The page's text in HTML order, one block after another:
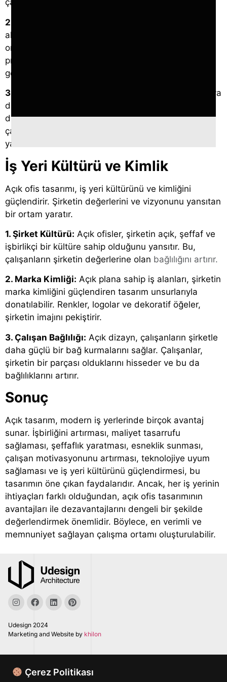
çalışanların verimliliğini artırır.
2. İnovasyon Merkezi:
alanları, inovasyon merkezleri oluşturmak için ideal
ortamlardır. Çalışanlar, fikirlerini paylaşmak ve
projelerini geliştirmek için rahatça bir araya
gelebilirler.
3. Mobilite:
Açık tasarım, çalışanların ofis içinde veya
dışında daha mobil olmalarına olanak tanır. Bu
durum, esnek çalışma modellerini destekler ve
çalışanların iş-yaşam dengesini sağlamalarına
yardımcı olur.
İş Yeri Kültürü ve Kimlik
Açık ofis tasarımı, iş yeri kültürünü ve kimliğini
güçlendirir. Şirketin değerlerini ve vizyonunu yansıtan
bir ortam yaratır.
1. Şirket Kültürü: Açık ofisler, şirketin açık, şeffaf ve
işbirlikçi bir kültüre sahip olduğunu yansıtır. Bu,
çalışanların şirketin değerlerine olan bağlılığını artırır.
2. Marka Kimliği: Açık plana sahip iş alanları, şirketin
marka kimliğini güçlendiren tasarım unsurlarıyla
donatılabilir. Renkler, logolar ve dekoratif öğeler,
şirketin imajını pekiştirir.
3. Çalışan Bağlılığı: Açık dizayn, çalışanların şirketle
daha güçlü bir bağ kurmalarını sağlar. Çalışanlar,
şirketin bir parçası olduklarını hisseder ve bu da
bağlılıklarını artırır.
Sonuç
Açık tasarım, modern iş yerlerinde birçok avantaj
sunar. İşbirliğini artırması, maliyet tasarrufu
sağlaması, şeffaflık yaratması, esneklik sunması,
çalışan motivasyonunu artırması, teknolojiye uyum
sağlaması ve iş yeri kültürünü güçlendirmesi, bu
tasarımın öne çıkan faydalarıdır. Ancak, her iş yerinin
ihtiyaçları farklı olduğundan, açık ofis tasarımının
avantajları ile dezavantajlarını dengeli bir şekilde
değerlendirmek önemlidir. Böylece, en verimli ve
memnuniyet sağlayan çalışma ortamı oluşturulabilir.
Udesign 2024
Marketing and Website by khilon
Balmumcu Mahallesi, Karahasan Sokak.
No:1 Ar Apt A Blok D:2
Beşiktaş / İstanbul
Çerez Politikası